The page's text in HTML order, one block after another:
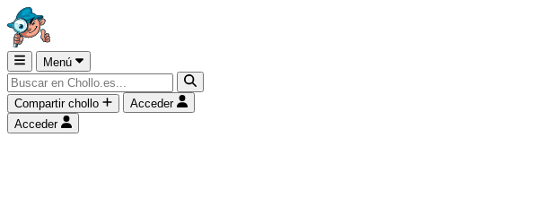
Menú
Compartir chollo
Acceder
Acceder